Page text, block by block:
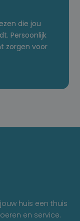
die jou
Persoonlijk
zorgen voor
huis een thuis
en service.